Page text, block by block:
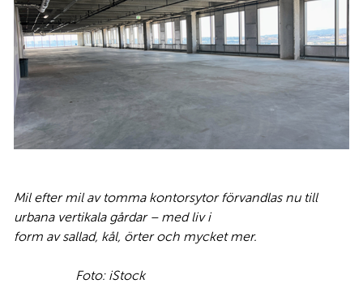
Mil efter mil av tomma kontorsytor förvandlas nu till
urbana vertikala gårdar – med liv i
form av sallad, kål, örter och mycket mer.
Foto: iStock